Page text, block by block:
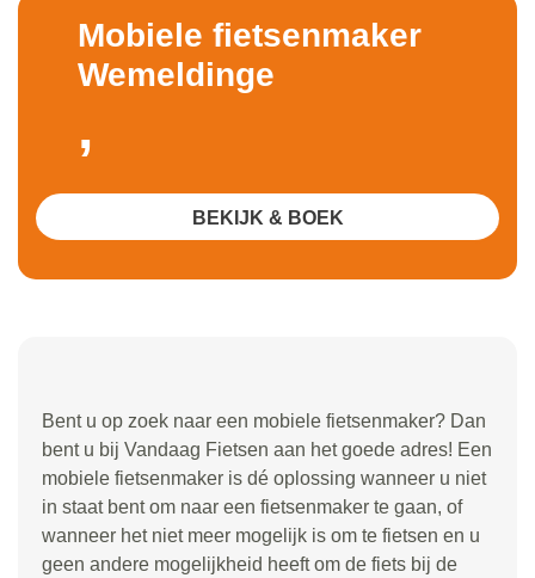
Bent u op zoek naar een mobiele fietsenmaker? Dan
bent u bij Vandaag Fietsen aan het goede adres! Een
mobiele fietsenmaker is dé oplossing wanneer u niet
in staat bent om naar een fietsenmaker te gaan, of
wanneer het niet meer mogelijk is om te fietsen en u
geen andere mogelijkheid heeft om de fiets bij de
Mobiele fietsenmaker
Wemeldinge
,
BEKIJK & BOEK